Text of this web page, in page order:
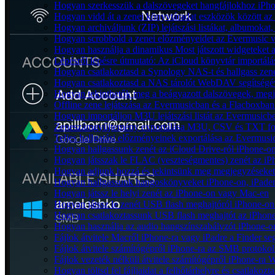
Hogyan szerkesszük a dalszövegeket hangfájlokhoz
Hogyan vidd át a zenei könyvtáradat eszközök között
Hogyan archiváljunk (ZIP) lejátszási listákat,
Hogyan scrobbold a zenei előzményeidet az Evermusic
Hogyan használja a dinamikus Most játszott widgeteket
Lépésről lépésre útmutató: Az iCloud könyvtár
Hogyan csatlakoztasd a Synology NAS-t és hallgass
Hogyan csatlakoztasd a NAS tárolót WebDAV
Hogyan tekinthetők meg a beágyazott dalszövegek,
Offline zene lejátszása az Evermusicban és a
Hogyan importáljon M3U lejátszási listát az
Zeneszámgyűjtemény exportálása M3U, CSV és TXT
Teljes hallgatási előzményeinek exportálása az
Hogyan hallgassunk zenét az iCloud Drive-ról iPhone-
Hogyan játsszak le FLAC (veszteségmentes) zenét az
Hogyan adjunk hozzá és tekintsünk meg
Hogyan hallgassunk hangoskönyveket iPhone-on,
Hogyan játssz le helyi zenét az iPhone-on vagy Mac-en
Hogyan játssz le zenét USB flash meghajtóról iPhone-
Hogyan csatlakoztassunk USB flash meghajtót az
Hogyan használja az audio hangszínszabályzót
Fájlok átvitele Macről iPhone-ra vagy iPadre a Finder
Fájlok átvitele számítógépről iPhone-ra az SMB
Fájlok vezeték nélküli átvitele számítógépről iPhone-ra
Hogyan töltsd fel fájljaidat a felhőtárhelyre és